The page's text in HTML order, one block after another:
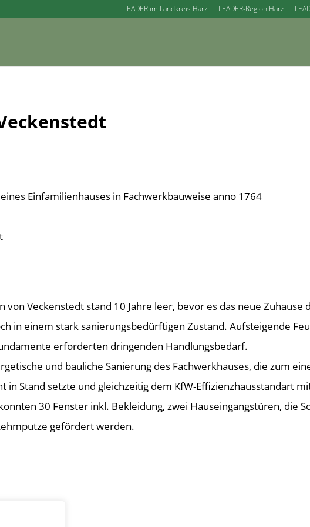
LEADER im Landkreis Harz LEADER-Region Harz
Einfamilienhauses in Fachwerkbauweise anno 1764
von Veckenstedt stand 10 Jahre leer, bevor es das neue
in einem stark sanierungsbedürftigen Zustand. Aufsteigende
erforderten dringenden Handlungsbedarf.
und bauliche Sanierung des Fachwerkhauses, die zum
in Stand setzte und gleichzeitig dem KfW-Effizienzhausstandart
30 Fenster inkl. Bekleidung, zwei Hauseingangstüren, die
gefördert werden.